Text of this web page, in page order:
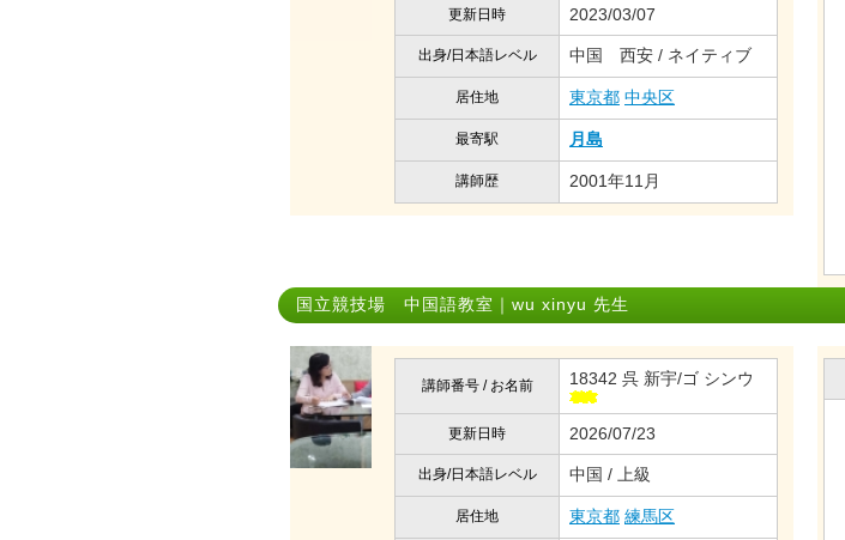
更新日時 2023/03/07
出身/日本語レベル 中国 西安 / ネイティブ
居住地 東京都 中央区
最寄駅 月島
講師歴 2001年11月
国立競技場 中国語教室｜wu xinyu 先生
講師番号 / お名前 18342 呉 新宇/ゴ シンウ
更新日時 2026/07/23
出身/日本語レベル 中国 / 上級
居住地 東京都 練馬区